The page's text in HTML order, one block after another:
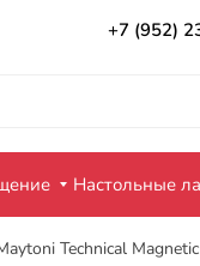
+7 (952)
Настольные
Technical